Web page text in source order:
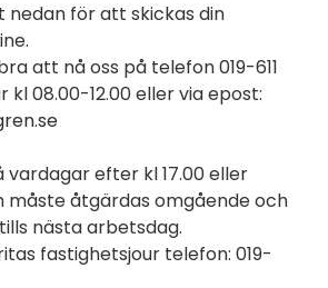
nedan för att skickas din
att nå oss på telefon 019-611
kl 08.00-12.00 eller via epost:
vardagar efter kl 17.00 eller
måste åtgärdas omgående och
nästa arbetsdag.
fastighetsjour telefon: 019-